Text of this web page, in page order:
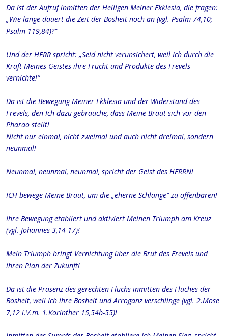
Da ist der Aufruf inmitten der Heiligen Meiner Ekklesia, die fragen:
„Wie lange dauert die Zeit der Bosheit noch an (vgl. Psalm 74,10;
Psalm 119,84)?“
Und der HERR spricht: „Seid nicht verunsichert, weil Ich durch die
Kraft Meines Geistes ihre Frucht und Produkte des Frevels
vernichte!“
Da ist die Bewegung Meiner Ekklesia und der Widerstand des
Frevels, den Ich dazu gebrauche, dass Meine Braut sich vor den
Pharao stellt!
Nicht nur einmal, nicht zweimal und auch nicht dreimal, sondern
neunmal!
Neunmal, neunmal, neunmal, spricht der Geist des HERRN!
ICH bewege Meine Braut, um die „eherne Schlange“ zu offenbaren!
Ihre Bewegung etabliert und aktiviert Meinen Triumph am Kreuz
(vgl. Johannes 3,14-17)!
Mein Triumph bringt Vernichtung über die Brut des Frevels und
ihren Plan der Zukunft!
Da ist die Präsenz des gerechten Fluchs inmitten des Fluches der
Bosheit, weil Ich ihre Bosheit und Arroganz verschlinge (vgl. 2.Mose
7,12 i.V.m. 1.Korinther 15,54b-55)!